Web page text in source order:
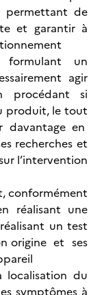
permettant de
et garantir à
formulant un
agir
procédant si
produit, le tout
en
recherches et
l’intervention
conformément
réalisant une
un test
origine et ses
localisation du
symptômes à